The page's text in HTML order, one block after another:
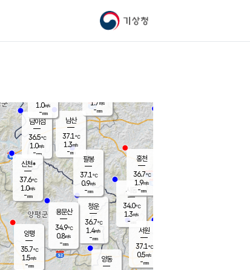
기상청
남이섬
36.5℃
1.0m/s
-mm
남산
37.1℃
1.3m/s
-mm
청운
36.7℃
1.4m/s
-mm
팔봉
37.1℃
0.9m/s
-mm
양동
1.0m/s
-mm
신천*
37.6℃
1.0m/s
-mm
시동
34.0℃
1.3m/s
- mm
서원
37.1℃
0.5m/s
-mm
용문산
34.9℃
0.8m/s
-mm
홍천
36.7℃
1.9m/s
-mm
양평
35.7℃
1.5m/s
-mm
1.7 m/s
-mm